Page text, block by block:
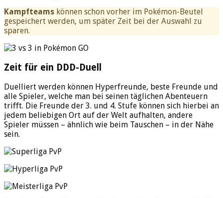
Kampfteams können schon vorher im Pokémon-Beutel
gespeichert werden, um später Zeit bei der Auswahl zu
sparen.
Zeit für ein DDD-Duell
Duelliert werden können Hyperfreunde, beste Freunde und
alle Spieler, welche man bei seinen täglichen Abenteuern
trifft. Die Freunde der 3. und 4. Stufe können sich hierbei an
jedem beliebigen Ort auf der Welt aufhalten, andere
Spieler müssen – ähnlich wie beim Tauschen – in der Nähe
sein.